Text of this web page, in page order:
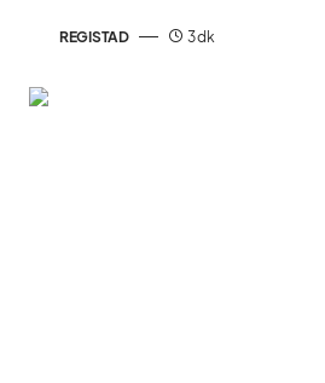
REGISTAD 3 dk